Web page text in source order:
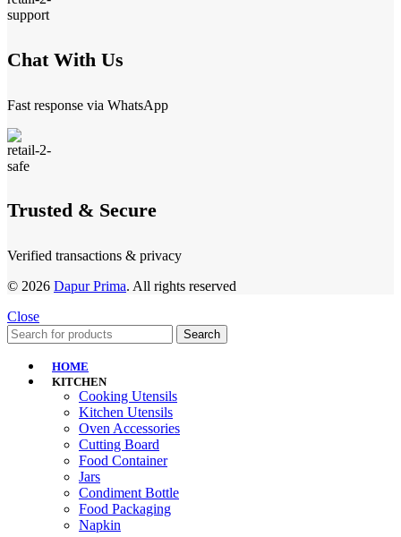
Chat With Us
Fast response via WhatsApp
Trusted & Secure
Verified transactions & privacy
© 2026 Dapur Prima. All rights reserved
Close
Search
HOME
KITCHEN
Cooking Utensils
Kitchen Utensils
Oven Accessories
Cutting Board
Food Container
Jars
Condiment Bottle
Food Packaging
Napkin